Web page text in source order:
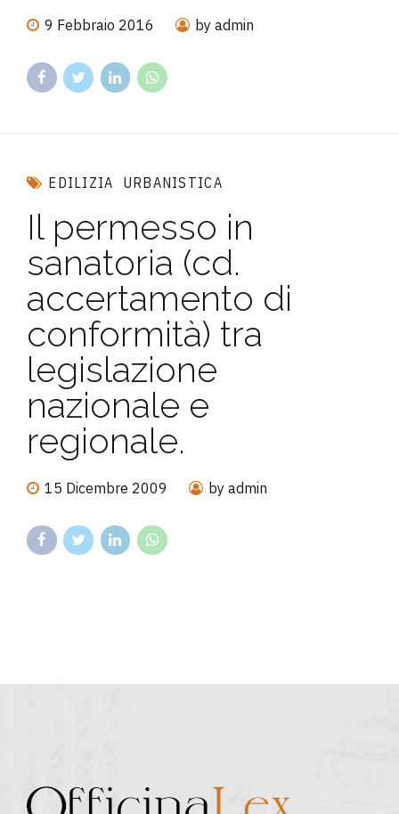
9 Febbraio 2016 by admin
EDILIZIA URBANISTICA
Il permesso in
sanatoria (cd.
accertamento di
conformità) tra
legislazione
nazionale e
regionale.
15 Dicembre 2009 by admin